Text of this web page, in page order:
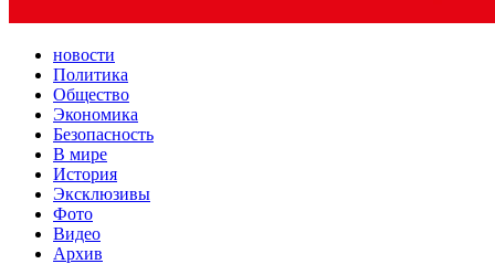
новости
Политика
Общество
Экономика
Безопасность
В мире
История
Эксклюзивы
Фото
Видео
Архив